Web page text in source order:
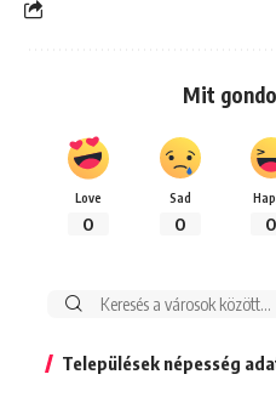
Mit
Love
0
Sad
0 0
Keresés:
Települések népesség